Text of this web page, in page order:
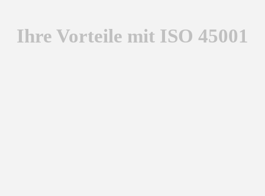
Ihre Vorteile mit ISO 45001